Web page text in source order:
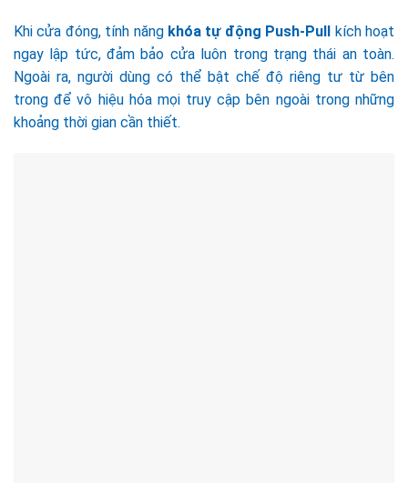
Khi cửa đóng, tính năng khóa tự động Push-Pull
kích hoạt
ngay lập tức, đảm bảo cửa luôn trong trạng thái an toàn.
Ngoài ra, người dùng có thể bật chế độ riêng tư từ bên
trong để vô hiệu hóa mọi truy cập bên ngoài trong những
khoảng thời gian cần thiết.